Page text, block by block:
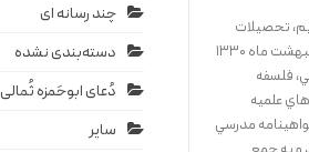
تحصيلات
ابتدائي را در دبستان هفده دي و دبستان شاهپور گذراند. به منظور تكميل معلومات، عازم تهران و در فروردين يا ارديبهشت ماه 1330
ادبيات عربي، فلسفه
علميه
با گواهينامه مدرسي
چند رسانه ای
دسته‌بندی نشده
دُعای ابوحَمزه ثُمالی
سایر